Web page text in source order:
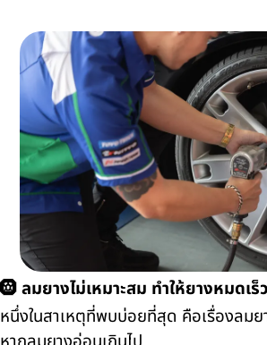
🛞 ลมยางไม่เหมาะสม ทำให้ยางหมดเร็
หนึ่งในสาเหตุที่พบบ่อยที่สุด คือเรื่องลมย